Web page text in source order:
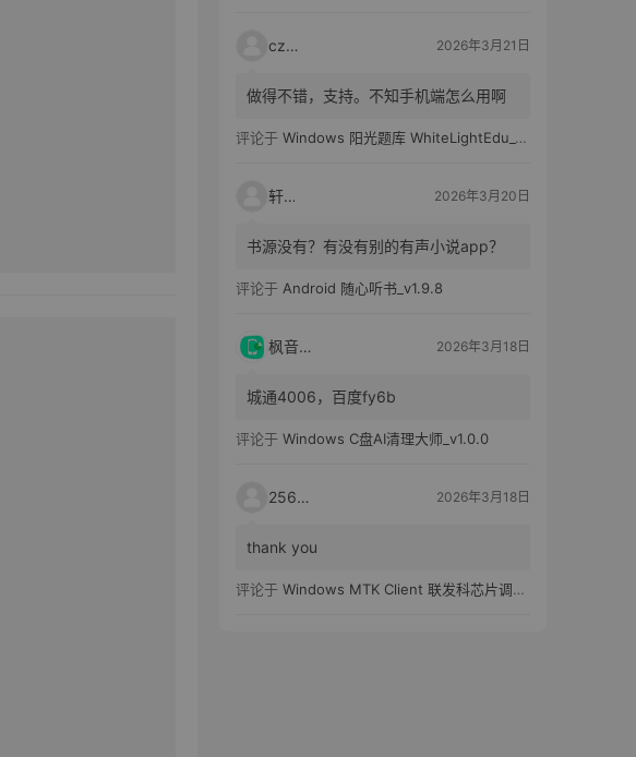
czh7 2026年3月21日
做得不错，支持。不知手机端怎么用啊
评论于 Windows 阳光题库 WhiteLightEdu_v2.0.0
轩爸 2026年3月20日
书源没有？有没有别的有声小说app？
评论于 Android 随心听书_v1.9.8
枫音应用 2026年3月18日
城通4006，百度fy6b
评论于 Windows C盘AI清理大师_v1.0.0
25651 2026年3月18日
thank you
评论于 Windows MTK Client 联发科芯片调试工具_v2.01 汉化版